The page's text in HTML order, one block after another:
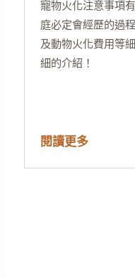
寵物火化注意事項
庭必定會經歷的過
及動物火化費用等
細的介紹！
閱讀更多